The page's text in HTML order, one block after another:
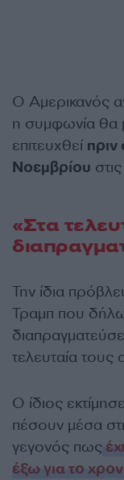
Ο Αμερικανός
η συμφωνία θα
επιτευχθεί πριν
Νοεμβρίου
«Στα
Την ίδια
Τραμπ που
τελευταία τους
Ο ίδιος
πέσουν μέσα
γεγονός πως
έξω για το